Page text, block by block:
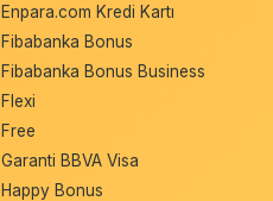
Enpara.com Kredi Kartı
Fibabanka Bonus
Fibabanka Bonus Business
Flexi
Free
Garanti BBVA Visa
Happy Bonus